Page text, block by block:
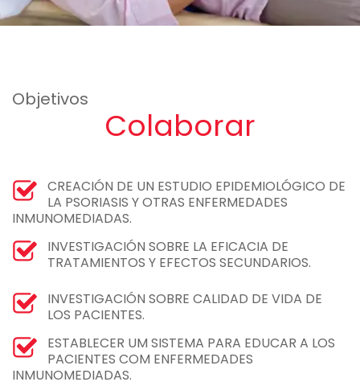
Objetivos
Colaborar
CREACIÓN DE UN ESTUDIO EPIDEMIOLÓGICO DE
LA PSORIASIS Y OTRAS ENFERMEDADES
INMUNOMEDIADAS.
INVESTIGACIÓN SOBRE LA EFICACIA DE
TRATAMIENTOS Y EFECTOS SECUNDARIOS.
INVESTIGACIÓN SOBRE CALIDAD DE VIDA DE
LOS PACIENTES.
ESTABLECER UM SISTEMA PARA EDUCAR A LOS
PACIENTES COM ENFERMEDADES
INMUNOMEDIADAS.